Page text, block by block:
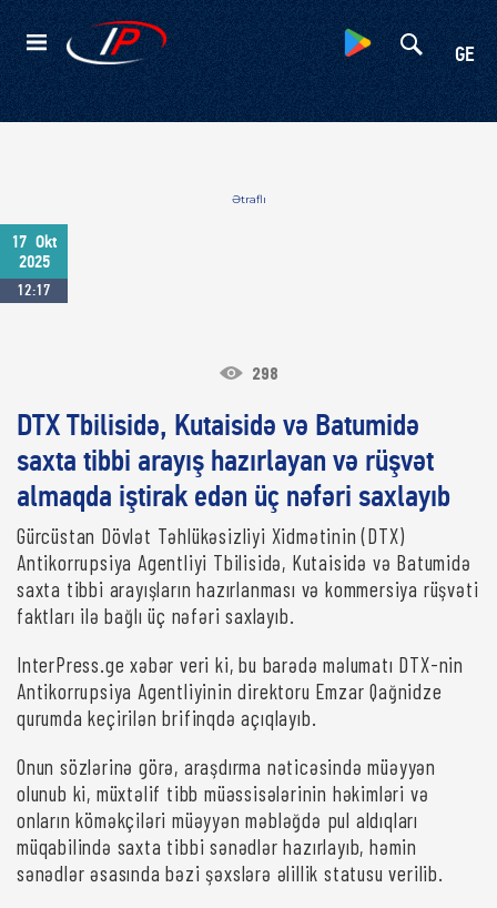
GE
Kateqoriyalar
Ətraflı
17 Okt
2025
12:17
298
DTX Tbilisidə, Kutaisidə və Batumidə
saxta tibbi arayış hazırlayan və rüşvət
almaqda iştirak edən üç nəfəri saxlayıb
Gürcüstan Dövlət Təhlükəsizliyi Xidmətinin (DTX)
Antikorrupsiya Agentliyi Tbilisidə, Kutaisidə və Batumidə
saxta tibbi arayışların hazırlanması və kommersiya rüşvəti
faktları ilə bağlı üç nəfəri saxlayıb.
InterPress.ge xəbər veri ki, bu barədə məlumatı DTX-nin
Antikorrupsiya Agentliyinin direktoru Emzar Qağnidze
qurumda keçirilən brifinqdə açıqlayıb.
Onun sözlərinə görə, araşdırma nəticəsində müəyyən
olunub ki, müxtəlif tibb müəssisələrinin həkimləri və
onların köməkçiləri müəyyən məbləğdə pul aldıqları
müqabilində saxta tibbi sənədlər hazırlayıb, həmin
sənədlər əsasında bəzi şəxslərə əlillik statusu verilib.